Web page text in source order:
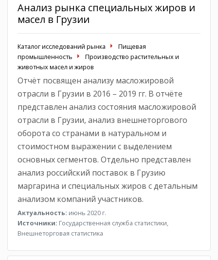
Анализ рынка специальных жиров и
масел в Грузии
Каталог исследований рынка
Пищевая
промышленность
Производство растительных и
животных масел и жиров
Отчёт посвящен анализу масложировой
отрасли в Грузии в 2016 – 2019 гг. В отчёте
представлен анализ состояния масложировой
отрасли в Грузии, анализ внешнеторгового
оборота со странами в натуральном и
стоимостном выражении с выделением
основных сегментов. Отдельно представлен
анализ российский поставок в Грузию
маргарина и специальных жиров с детальным
анализом компаний участников.
Актуальность: июнь 2020 г.
Источники: Государственная служба статистики,
Внешнеторговая статистика